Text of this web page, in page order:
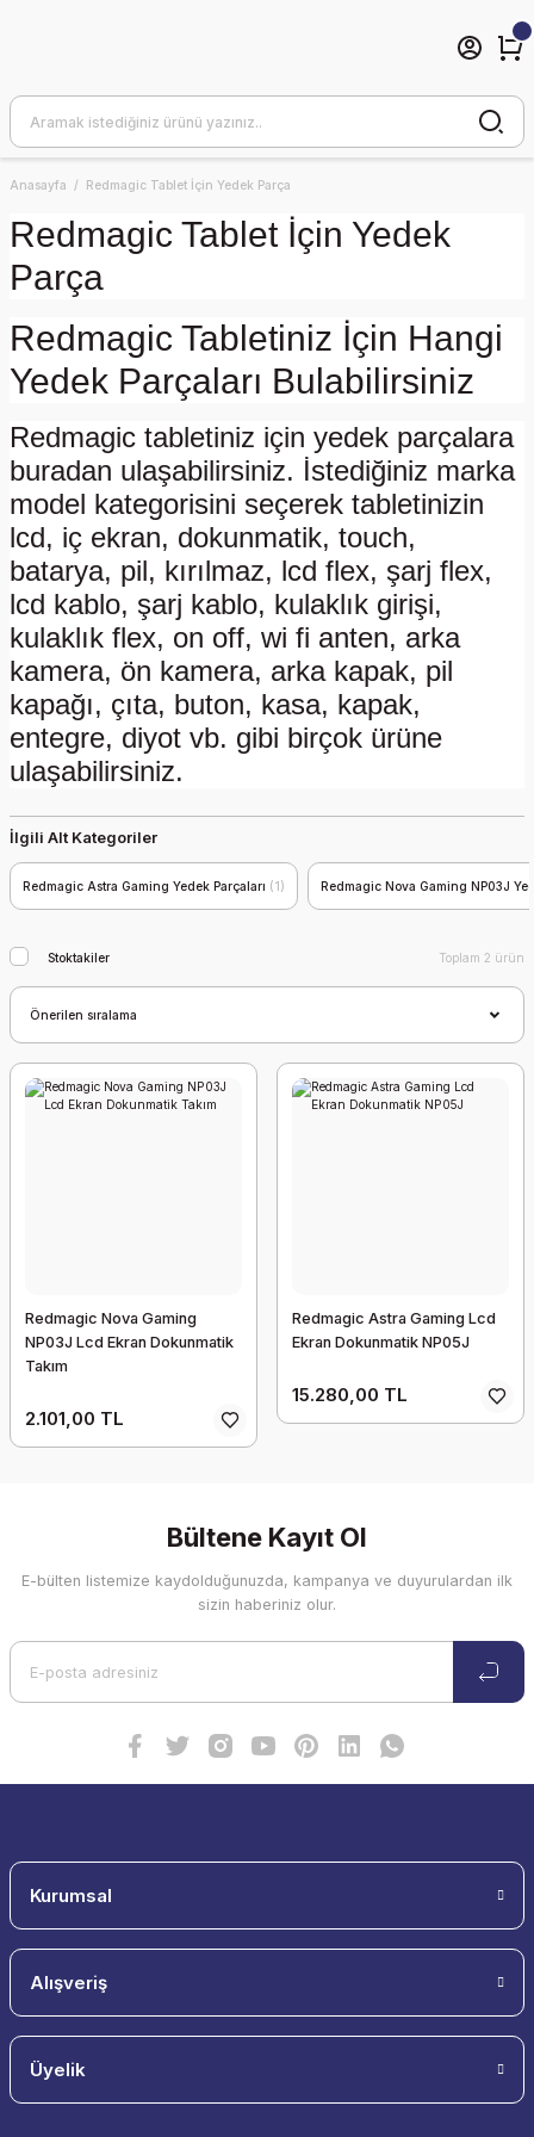
Anasayfa Redmagic Tablet İçin Yedek Parça
Redmagic Tablet İçin Yedek
Parça
Redmagic Tabletiniz İçin Hangi
Yedek Parçaları Bulabilirsiniz
Redmagic tabletiniz için yedek parçalara
buradan ulaşabilirsiniz. İstediğiniz marka
model kategorisini seçerek tabletinizin
lcd, iç ekran, dokunmatik, touch,
batarya, pil, kırılmaz, lcd flex, şarj flex,
lcd kablo, şarj kablo, kulaklık girişi,
kulaklık flex, on off, wi fi anten, arka
kamera, ön kamera, arka kapak, pil
kapağı, çıta, buton, kasa, kapak,
entegre, diyot vb. gibi birçok ürüne
ulaşabilirsiniz.
İlgili Alt Kategoriler
Redmagic Astra Gaming Yedek Parçaları (1) Redmagic Nova Gaming NP03J
Stoktakiler Toplam 2 ürün
Redmagic Nova Gaming
NP03J Lcd Ekran Dokunmatik
Takım
2.101,00 TL
Redmagic Astra Gaming Lcd
Ekran Dokunmatik NP05J
15.280,00 TL
Bültene Kayıt Ol
E-bülten listemize kaydolduğunuzda, kampanya ve duyurulardan ilk
sizin haberiniz olur.
Kurumsal
Alışveriş
Üyelik